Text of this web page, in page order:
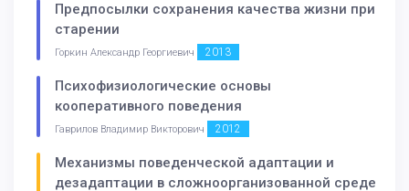
Предпосылки сохранения качества жизни при
старении
Горкин Александр Георгиевич 2013
Психофизиологические основы
кооперативного поведения
Гаврилов Владимир Викторович 2012
Механизмы поведенческой адаптации и
дезадаптации в сложноорганизованной среде